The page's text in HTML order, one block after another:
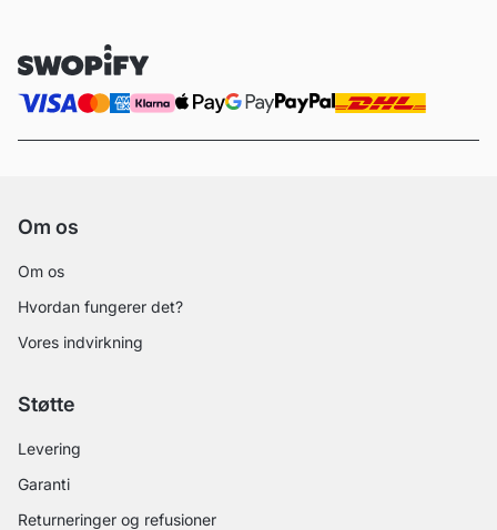
Om os
Om os
Hvordan fungerer det?
Vores indvirkning
Støtte
Levering
Garanti
Returneringer og refusioner